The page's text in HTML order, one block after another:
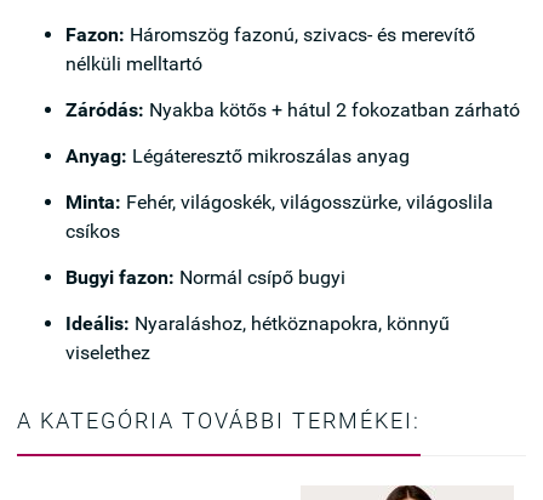
Fazon: Háromszög fazonú, szivacs- és merevítő
nélküli melltartó
Záródás: Nyakba kötős + hátul 2 fokozatban zárható
Anyag: Légáteresztő mikroszálas anyag
Minta: Fehér, világoskék, világosszürke, világoslila
csíkos
Bugyi fazon: Normál csípő bugyi
Ideális: Nyaraláshoz, hétköznapokra, könnyű
viselethez
A KATEGÓRIA TOVÁBBI TERMÉKEI: